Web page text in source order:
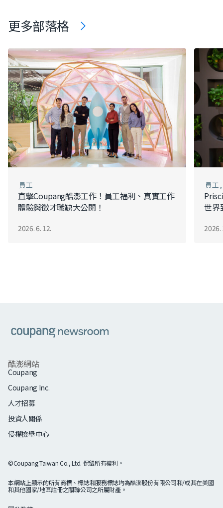
更多部落格
員工
直擊Coupang酷澎工作！員工福利、真實工作
體驗與徵才職缺大公開！
2026. 6. 12.
員工
世界
2026.
酷澎網站
Coupang
Coupang Inc.
人才招募
投資人關係
侵權檢舉中心
©Coupang Taiwan Co., Ltd. 保留所有權利。
本網站上顯示的所有商標、標誌和服務標誌均為酷澎股份有限公司和/或其在美國
和其他國家/地區註冊之關聯公司之所屬財產。